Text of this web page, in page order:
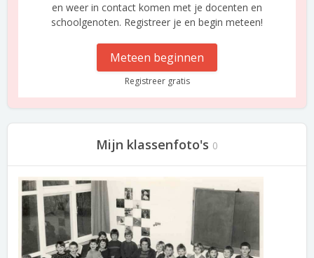
en weer in contact komen met je docenten en
schoolgenoten. Registreer je en begin meteen!
Meteen beginnen
Registreer gratis
Mijn klassenfoto's 0